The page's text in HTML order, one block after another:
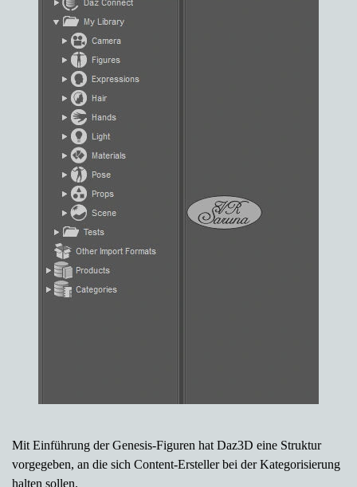
Mit Einführung der Genesis-Figuren hat Daz3D eine Struktur
vorgegeben, an die sich Content-Ersteller bei der Kategorisierung
halten sollen.